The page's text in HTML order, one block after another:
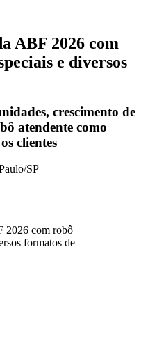
ABF 2026 com
e diversos
crescimento de
atendente como
clientes